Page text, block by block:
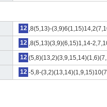
12 ,8(5,13)-
12 ,8(5,13)(3,9)(6,15)1,14-
12
12 -5,8-